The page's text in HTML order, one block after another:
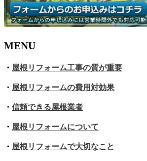
MENU
・ 屋根リフォーム工事の質が重要
・ 屋根リフォームの費用対効果
・ 信頼できる屋根業者
・ 屋根リフォームについて
・ 屋根リフォームで大切なこと